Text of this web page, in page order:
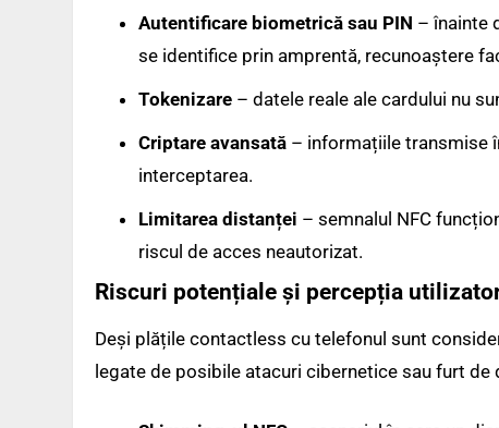
Autentificare biometrică sau PIN – înainte
se identifice prin amprentă, recunoaștere
Tokenizare – datele reale ale cardului nu
Criptare avansată – informațiile transmise
interceptarea.
Limitarea distanței – semnalul NFC
riscul de acces neautorizat.
Riscuri potențiale și percepția
Deși plățile contactless cu telefonul sunt
legate de posibile atacuri cibernetice sau furt